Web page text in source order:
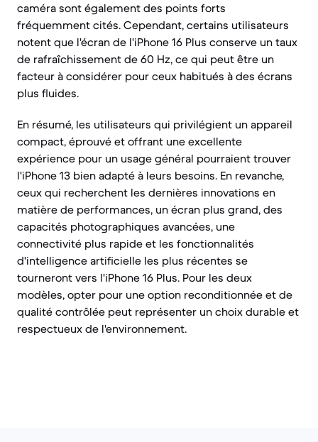
caméra sont également des points forts
fréquemment cités. Cependant, certains utilisateurs
notent que l'écran de l'iPhone 16 Plus conserve un taux
de rafraîchissement de 60 Hz, ce qui peut être un
facteur à considérer pour ceux habitués à des écrans
plus fluides.
En résumé, les utilisateurs qui privilégient un appareil
compact, éprouvé et offrant une excellente
expérience pour un usage général pourraient trouver
l'iPhone 13 bien adapté à leurs besoins. En revanche,
ceux qui recherchent les dernières innovations en
matière de performances, un écran plus grand, des
capacités photographiques avancées, une
connectivité plus rapide et les fonctionnalités
d'intelligence artificielle les plus récentes se
tourneront vers l'iPhone 16 Plus. Pour les deux
modèles, opter pour une option reconditionnée et de
qualité contrôlée peut représenter un choix durable et
respectueux de l'environnement.